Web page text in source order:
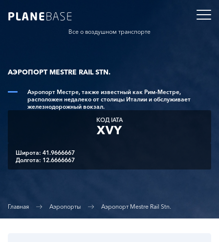
Все о воздушном транспорте
АЭРОПОРТ MESTRE RAIL STN.
Аэропорт Местре, также известный как Рим-Местре,
расположен недалеко от столицы Италии и обслуживает
железнодорожный вокзал.
КОД IATA
XVY
Широта: 41.9666667
Долгота: 12.6666667
Главная Аэропорты Аэропорт Mestre Rail Stn.